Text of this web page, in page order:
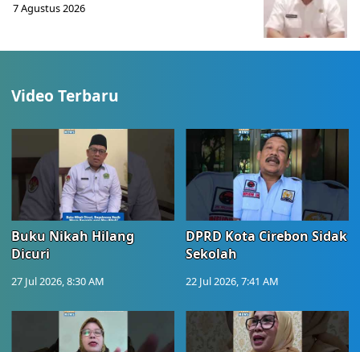
7 Agustus 2026
Video Terbaru
Buku Nikah Hilang
Dicuri
27 Jul 2026, 8:30 AM
DPRD Kota Cirebon Sidak
Sekolah
22 Jul 2026, 7:41 AM